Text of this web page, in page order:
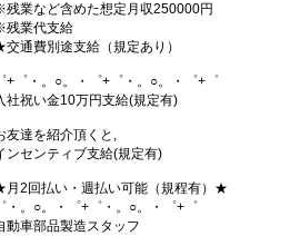
業など含めた想定月収250000円
残業代支給
通費別途支給（規定あり）
゜+゜・。○。・゜+゜・。○。・゜+゜
社祝い金10万円支給(規定有)
友達を紹介頂くと,
ンセンティブ支給(規定有)
2回払い・週払い可能（規程有）★
゜・。○。・゜+゜・。○。・゜+゜
動車部品製造スタッフ